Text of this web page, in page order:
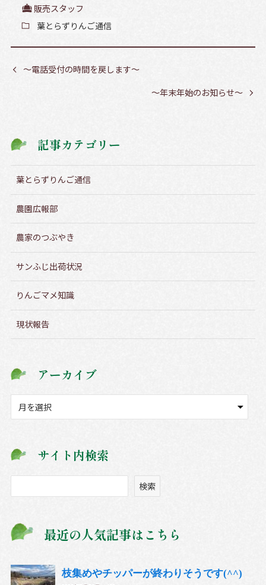
販売スタッフ
葉とらずりんご通信
～電話受付の時間を戻します～
～年末年始のお知らせ～
記事カテゴリー
葉とらずりんご通信
農園広報部
農家のつぶやき
サンふじ出荷状況
りんごマメ知識
現状報告
アーカイブ
ー
イ
ブ
サイト内検索
索
検索
最近の人気記事はこちら